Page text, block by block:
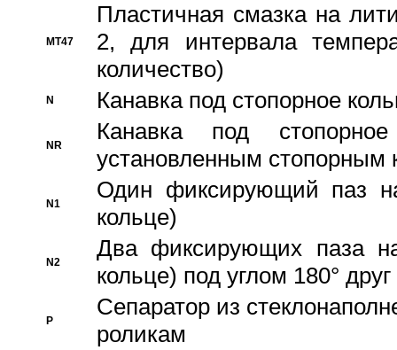
MT47
Пластичная смазка на
2, для интервала
количество)
N Канавка под стопорное
NR
Канавка под
установленным стопорным
N1
Один фиксирующий паз
кольце)
N2
Два фиксирующих паза
кольце) под углом 180° друг
P
Cепаратор из
роликам